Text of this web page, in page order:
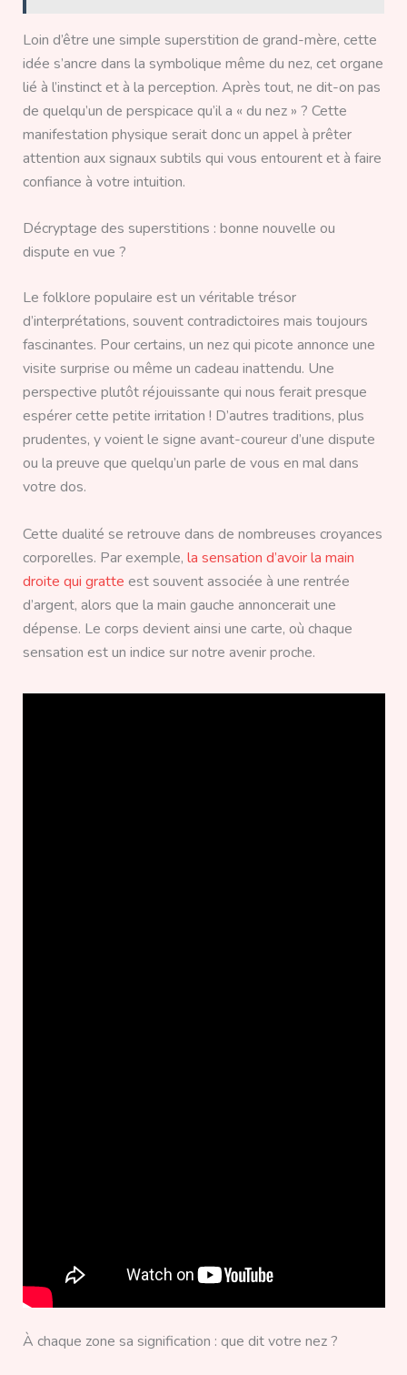
Loin d’être une simple superstition de grand-mère, cette
idée s’ancre dans la symbolique même du nez, cet organe
lié à l’instinct et à la perception. Après tout, ne dit-on pas
de quelqu’un de perspicace qu’il a « du nez » ? Cette
manifestation physique serait donc un appel à prêter
attention aux signaux subtils qui vous entourent et à faire
confiance à votre intuition.
Décryptage des superstitions : bonne nouvelle ou
dispute en vue ?
Le folklore populaire est un véritable trésor
d’interprétations, souvent contradictoires mais toujours
fascinantes. Pour certains, un nez qui picote annonce une
visite surprise ou même un cadeau inattendu. Une
perspective plutôt réjouissante qui nous ferait presque
espérer cette petite irritation ! D’autres traditions, plus
prudentes, y voient le signe avant-coureur d’une dispute
ou la preuve que quelqu’un parle de vous en mal dans
votre dos.
Cette dualité se retrouve dans de nombreuses croyances
corporelles. Par exemple, la sensation d’avoir la main
droite qui gratte est souvent associée à une rentrée
d’argent, alors que la main gauche annoncerait une
dépense. Le corps devient ainsi une carte, où chaque
sensation est un indice sur notre avenir proche.
À chaque zone sa signification : que dit votre nez ?